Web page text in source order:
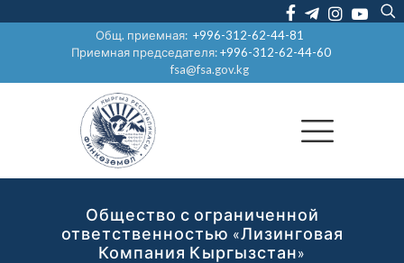
Общ. приемная:+996-312-62-44-81
Приемная председателя:+996-312-62-44-60
fsa@fsa.gov.kg
Общество с ограниченной
ответственностью «Лизинговая
Компания Кыргызстан»